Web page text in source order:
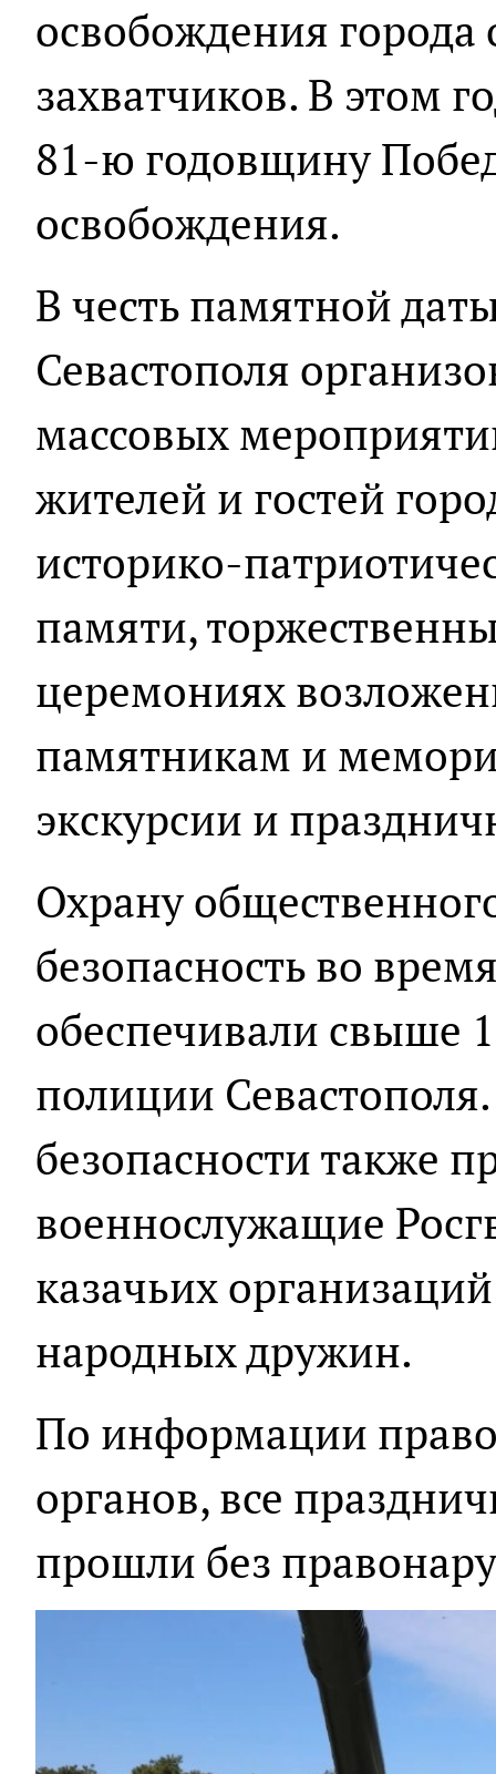
освобождения
захватчиков. В этом
81-ю годовщину
освобождения.
В честь памятной
Севастополя
массовых
жителей и гостей
историко-
памяти,
церемониях
памятникам и
экскурсии и
Охрану
безопасность во
обеспечивали свыше
полиции
безопасности также
военнослужащие
казачьих
народных дружин.
По информации
органов, все
прошли без